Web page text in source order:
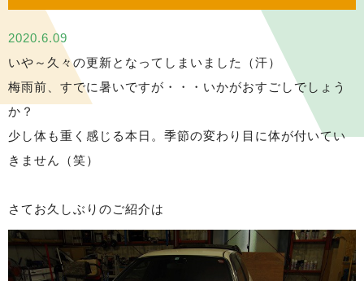
2020.6.09
いや～久々の更新となってしまいました（汗）
梅雨前、すでに暑いですが・・・いかがおすごしでしょう
か？
少し体も重く感じる本日。季節の変わり目に体が付いてい
きません（笑）
さてお久しぶりのご紹介は